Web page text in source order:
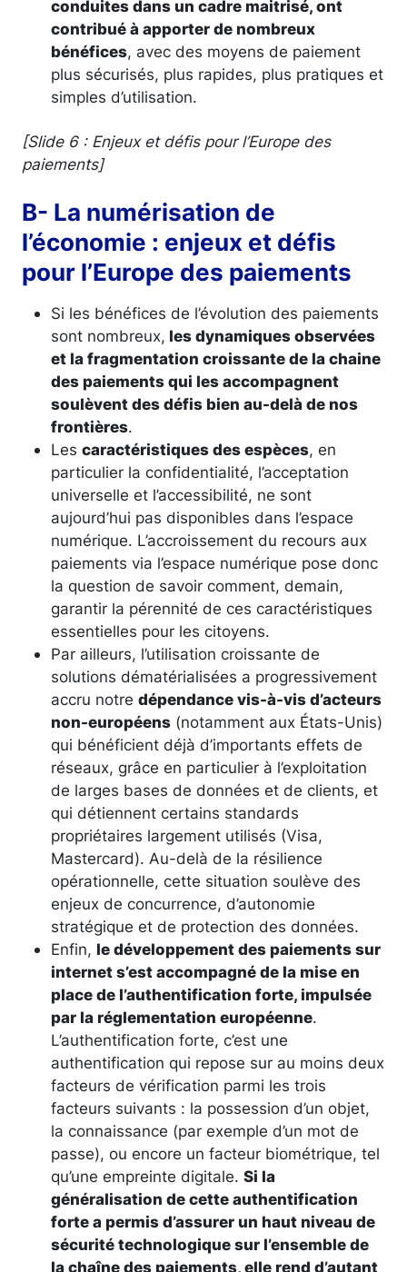
conduites dans un cadre maitrisé, ont
contribué à apporter de nombreux
bénéfices, avec des moyens de paiement
plus sécurisés, plus rapides, plus pratiques et
simples d’utilisation.
[Slide 6 : Enjeux et défis pour l’Europe des
paiements]
B- La numérisation de
l’économie : enjeux et défis
pour l’Europe des paiements
Si les bénéfices de l’évolution des paiements
sont nombreux, les dynamiques observées
et la fragmentation croissante de la chaine
des paiements qui les accompagnent
soulèvent des défis bien au-delà de nos
frontières.
Les caractéristiques des espèces, en
particulier la confidentialité, l’acceptation
universelle et l’accessibilité, ne sont
aujourd’hui pas disponibles dans l’espace
numérique. L’accroissement du recours aux
paiements via l’espace numérique pose donc
la question de savoir comment, demain,
garantir la pérennité de ces caractéristiques
essentielles pour les citoyens.
Par ailleurs, l’utilisation croissante de
solutions dématérialisées a progressivement
accru notre dépendance vis-à-vis d’acteurs
non-européens (notamment aux États-Unis)
qui bénéficient déjà d’importants effets de
réseaux, grâce en particulier à l’exploitation
de larges bases de données et de clients, et
qui détiennent certains standards
propriétaires largement utilisés (Visa,
Mastercard). Au-delà de la résilience
opérationnelle, cette situation soulève des
enjeux de concurrence, d’autonomie
stratégique et de protection des données.
Enfin, le développement des paiements sur
internet s’est accompagné de la mise en
place de l’authentification forte, impulsée
par la réglementation européenne.
L’authentification forte, c’est une
authentification qui repose sur au moins deux
facteurs de vérification parmi les trois
facteurs suivants : la possession d’un objet,
la connaissance (par exemple d’un mot de
passe), ou encore un facteur biométrique, tel
qu’une empreinte digitale. Si la
généralisation de cette authentification
forte a permis d’assurer un haut niveau de
sécurité technologique sur l’ensemble de
la chaîne des paiements, elle rend d’autant